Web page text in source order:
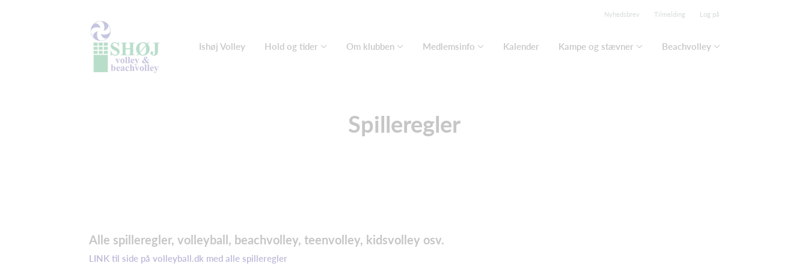
Nyhedsbrev Tilmelding Log på
Ishøj Volley Hold og tider Om klubben Medlemsinfo Kalender Kampe og stævner Beachvolley
Spilleregler
Alle spilleregler, volleyball, beachvolley, teenvolley, kidsvolley osv.
LINK til side på volleyball.dk med alle spilleregler